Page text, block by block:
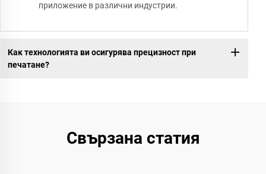
приложение в различни индустрии.
Как технологията ви осигурява прецизност при
печатане?
Свързана статия